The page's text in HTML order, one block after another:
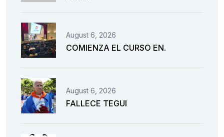
August 6, 2026
COMIENZA EL CURSO EN.
August 6, 2026
FALLECE TEGUI